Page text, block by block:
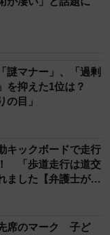
謎マナー」、「過剰
を抑えた1位は？
の目」
キックボードで走行
「歩道走行は道交
ました【弁護士が解
席のマーク 子ど